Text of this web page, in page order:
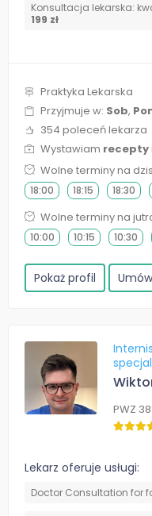
Konsultacja lekarska:
199 zł
Praktyka Lekarska
Przyjmuje w: Sob,
354 poleceń lekarza
Wystawiam receptyi
Wolne terminy na
18:00 18:15 18:30
Wolne terminy na
10:00 10:15 10:30
Pokaż profil
PWZ
Lekarz oferuje usługi:
Doctor Consultation for